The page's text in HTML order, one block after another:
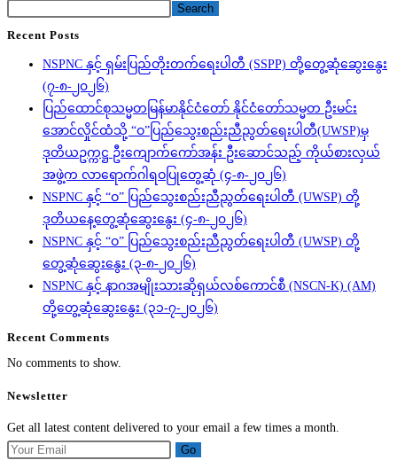
Search
Recent Posts
NSPNC နှင့် ရှမ်းပြည်တိုးတက်ရေးပါတီ (SSPP) တို့တွေ့ဆုံဆွေးနွေး
(၇-၈-၂၀၂၆)
ပြည်ထောင်စုသမ္မတမြန်မာနိုင်ငံတော် နိုင်ငံတော်သမ္မတ ဦးမင်း
အောင်လှိုင်ထံသို့ “ဝ”ပြည်သွေးစည်းညီညွတ်ရေးပါတီ(UWSP)မှ
ဒုတိယဥက္ကဋ္ဌ ဦးကျောက်ကော်အန်း ဦးဆောင်သည့် ကိုယ်စားလှယ်
အဖွဲ့က လာရောက်ဂါရဝပြုတွေ့ဆုံ (၄-၈-၂၀၂၆)
NSPNC နှင့် “ဝ” ပြည်သွေးစည်းညီညွတ်ရေးပါတီ (UWSP) တို့
ဒုတိယနေ့တွေ့ဆုံဆွေးနွေး (၄-၈-၂၀၂၆)
NSPNC နှင့် “ဝ” ပြည်သွေးစည်းညီညွတ်ရေးပါတီ (UWSP) တို့
တွေ့ဆုံဆွေးနွေး (၃-၈-၂၀၂၆)
NSPNC နှင့် နာဂအမျိုးသားဆိုရှယ်လစ်ကောင်စီ (NSCN-K) (AM)
တို့တွေ့ဆုံဆွေးနွေး (၃၁-၇-၂၀၂၆)
Recent Comments
No comments to show.
Newsletter
Get all latest content delivered to your email a few times a month.
Go